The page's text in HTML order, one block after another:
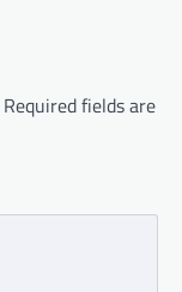
Required fields are